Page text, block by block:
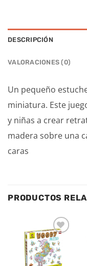
DESCRIPCIÓN
VALORACIONES (0)
Un pequeño
miniatura. Este
y niñas a crear
madera sobre una
caras
PRODUCTOS
Añadir
a la
lista de
deseos